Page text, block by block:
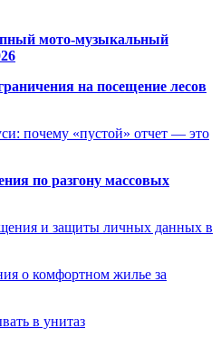
мото-музыкальный
на посещение лесов
почему «пустой» отчет — это
по разгону массовых
и защиты личных данных в
о комфортном жилье за
в унитаз